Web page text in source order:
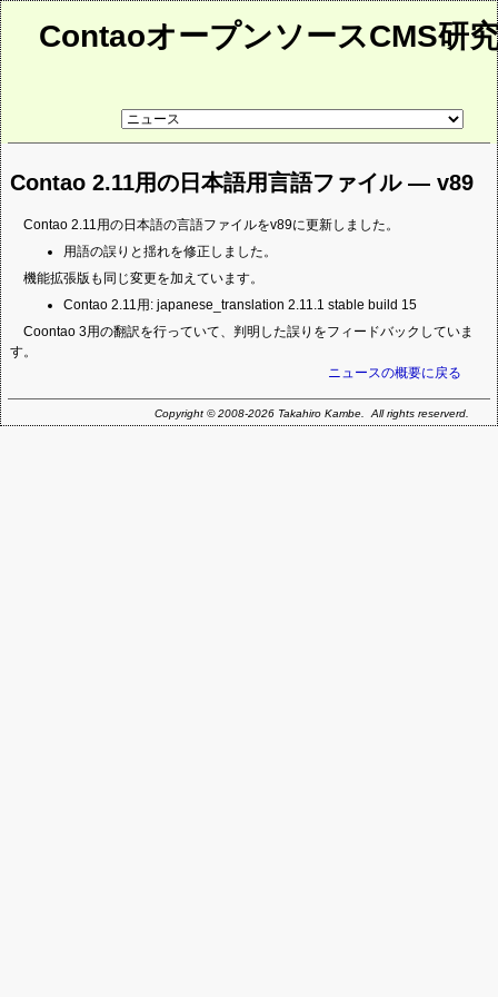
ContaoオープンソースCMS研
リ
ペ
ー
Contao 2.11用の日本語用言語ファイル ― v89
Contao 2.11用の日本語の言語ファイルをv89に更新しました。
用語の誤りと揺れを修正しました。
機能拡張版も同じ変更を加えています。
Contao 2.11用: japanese_translation 2.11.1 stable build 15
Coontao 3用の翻訳を行っていて、判明した誤りをフィードバックしていま
す。
ニュースの概要に戻る
Copyright © 2008-2026 Takahiro Kambe. All rights reserverd.